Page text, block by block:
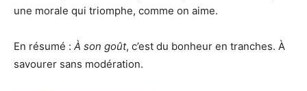
une morale qui triomphe, comme on aime.
En résumé : À son goût, c’est du bonheur en tranches. À
savourer sans modération.